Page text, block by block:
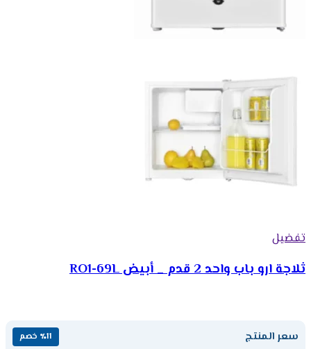
تفضيل
ثلاجة ارو باب واحد 2 قدم _ أبيض RO1-69L
سعر المنتج ٪11 خصم